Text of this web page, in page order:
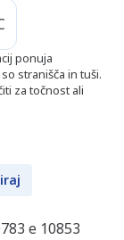
ponuja
stranišča in tuši.
za točnost ali
e 10853